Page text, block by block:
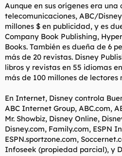
Aunque en sus orígenes era una
telecomunicaciones, ABC/
millones $ en publicidad, y es
Company Book Publishing,
Books. También es dueña de 6
más de 20 revistas. Disney
libros y revistas en 55 idiomas
más de 100 millones de lectores
En Internet, Disney controla
ABC Internet Group, ABC.com,
Mr. Showbiz, Disney Online,
Disney.com, Family.com, ESPN
ESPN.sportzone.com,
Infoseek (propiedad parcial), y